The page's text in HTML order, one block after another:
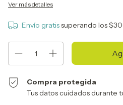
Ver más detalles
Envío gratissuperando los
Compra protegida
Tus datos cuidados durante